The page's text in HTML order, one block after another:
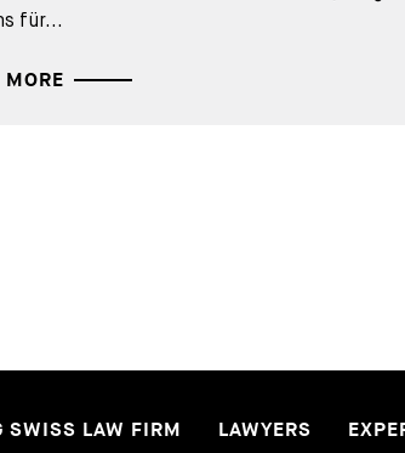
für...
MORE
SWISS LAW FIRM LAWYERS